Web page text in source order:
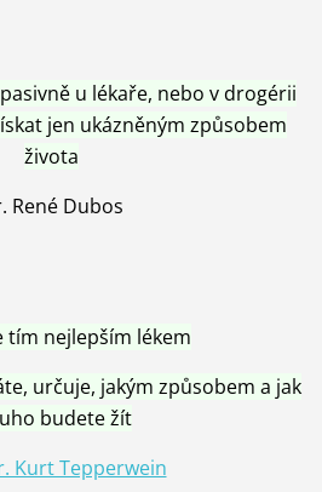
u lékaře, nebo v drogérii
jen ukázněným způsobem
života
René Dubos
tím nejlepším lékem
určuje, jakým způsobem a jak
budete žít
Kurt Tepperwein